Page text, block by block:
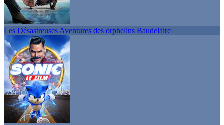
Les Désastreuses Aventures des orphelins Baudelaire